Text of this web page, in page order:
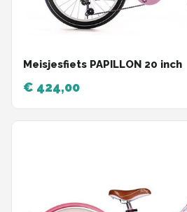
Meisjesfiets PAPILLON 20 inch
€ 424,00